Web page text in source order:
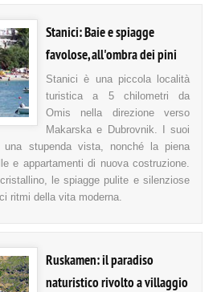
Stanici: Baie e spiagge
favolose, all'ombra dei pini
Stanici è una piccola località
turistica a 5 chilometri da
Omis nella direzione verso
Makarska e Dubrovnik. I suoi
una stupenda vista, nonché la piena
e appartamenti di nuova costruzione.
le spiagge pulite e silenziose
ritmi della vita moderna.
Ruskamen: il paradiso
naturistico rivolto a villaggio